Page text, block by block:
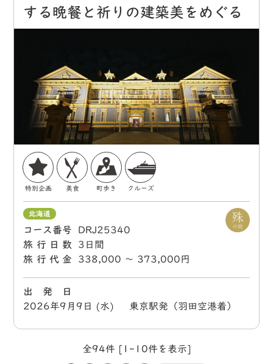
する晩餐と祈りの建築美をめぐる
特別企画 美食 町歩き クルーズ
北海道
コース番号
DRJ25340
旅行日数
3日間
旅行代金
338,000 〜 373,000円
出 発 日
2026年9月9日 (水) 東京駅発（羽田空港着）
全94件 [1-10件を表示]